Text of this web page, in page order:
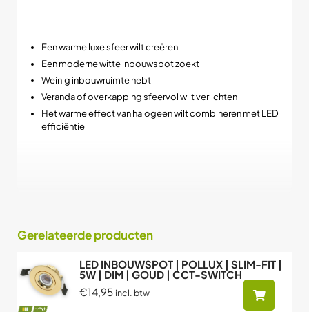
Een warme luxe sfeer wilt creëren
Een moderne witte inbouwspot zoekt
Weinig inbouwruimte hebt
Veranda of overkapping sfeervol wilt verlichten
Het warme effect van halogeen wilt combineren met LED
efficiëntie
Gerelateerde producten
LED INBOUWSPOT | POLLUX | SLIM-FIT |
5W | DIM | GOUD | CCT-SWITCH
€14,95 incl. btw